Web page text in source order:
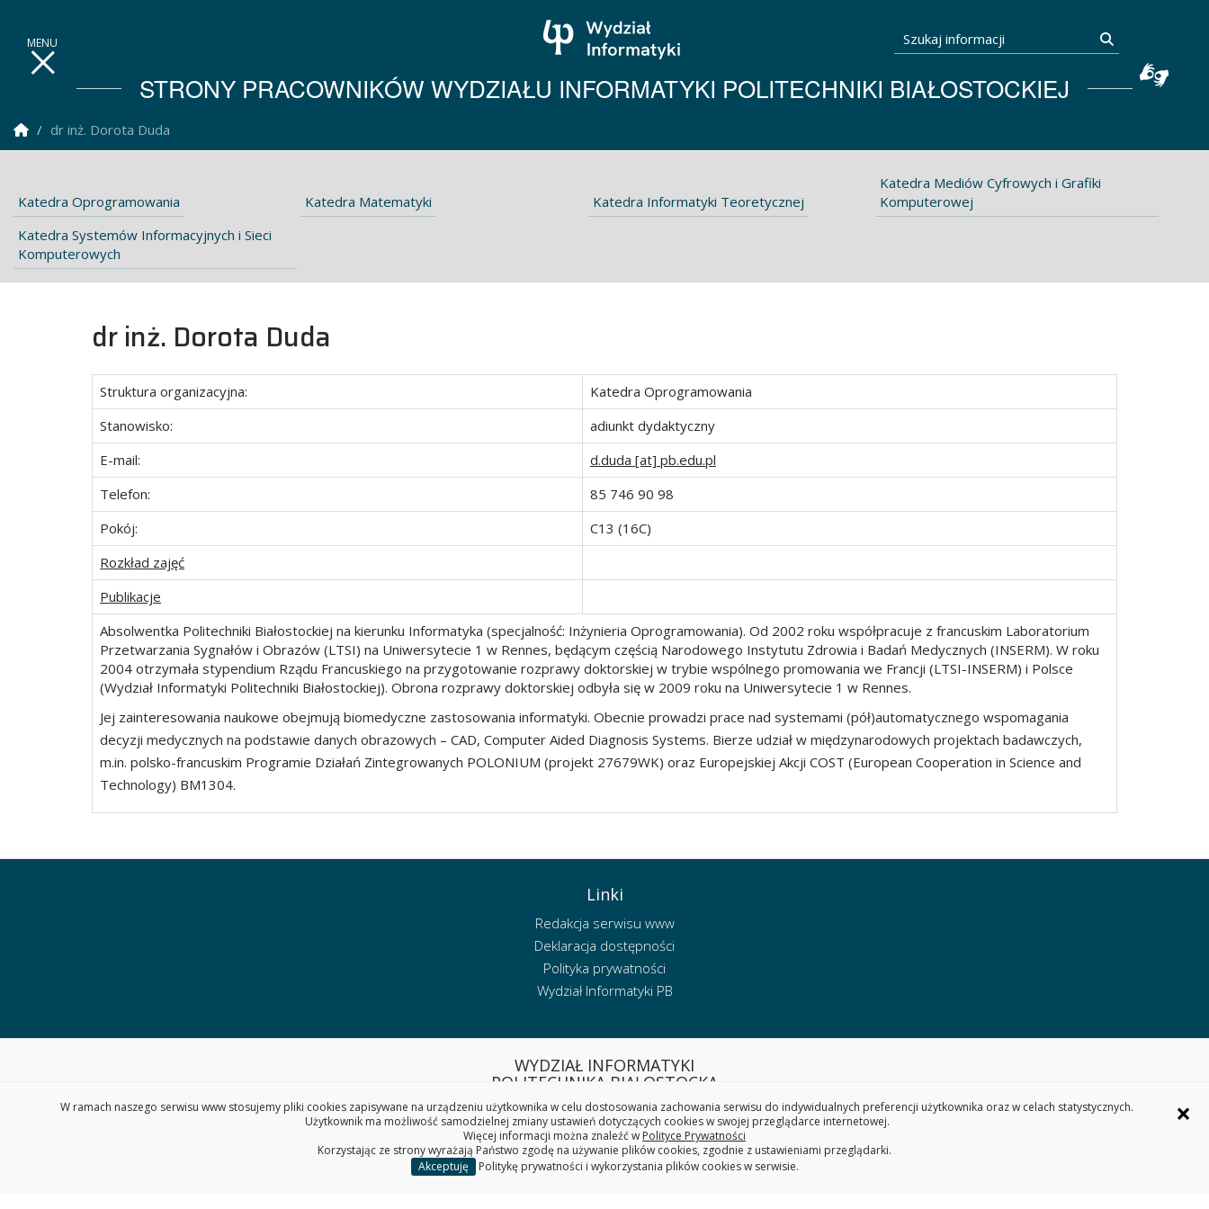
STRONY PRACOWNIKÓW WYDZIAŁU INFORMATYKI POLITECHNIKI BIAŁOSTOCKIEJ
Szukaj informacji
Strona Główna
dr inż. Dorota Duda
Katedra Oprogramowania Katedra Matematyki Katedra Informatyki Teoretycznej
Katedra Mediów Cyfrowych i Grafiki
Komputerowej
Katedra Systemów Informacyjnych i Sieci
Komputerowych
dr inż. Dorota Duda
Struktura organizacyjna:
Katedra Oprogramowania
Stanowisko:
adiunkt dydaktyczny
E-mail:
d.duda [at] pb.edu.pl
Telefon:
85 746 90 98
Pokój:
C13 (16C)
Rozkład zajęć
Publikacje
Absolwentka Politechniki Białostockiej na kierunku Informatyka (specjalność: Inżynieria Oprogramowania). Od 2002 roku współpracuje z francuskim Laboratorium
Przetwarzania Sygnałów i Obrazów (LTSI) na Uniwersytecie 1 w Rennes, będącym częścią Narodowego Instytutu Zdrowia i Badań Medycznych (INSERM). W roku
2004 otrzymała stypendium Rządu Francuskiego na przygotowanie rozprawy doktorskiej w trybie wspólnego promowania we Francji (LTSI-INSERM) i Polsce
(Wydział Informatyki Politechniki Białostockiej). Obrona rozprawy doktorskiej odbyła się w 2009 roku na Uniwersytecie 1 w Rennes.
Jej zainteresowania naukowe obejmują biomedyczne zastosowania informatyki. Obecnie prowadzi prace nad systemami (pół)automatycznego wspomagania
decyzji medycznych na podstawie danych obrazowych – CAD, Computer Aided Diagnosis Systems. Bierze udział w międzynarodowych projektach badawczych,
m.in. polsko-francuskim Programie Działań Zintegrowanych POLONIUM (projekt 27679WK) oraz Europejskiej Akcji COST (European Cooperation in Science and
Technology) BM1304.
Linki
Redakcja serwisu www
Deklaracja dostępności
Polityka prywatności
Wydział Informatyki PB
WYDZIAŁ INFORMATYKI
POLITECHNIKA BIAŁOSTOCKA
ul. Wiejska 45A, 15-351 Białystok
tel. sekretariat: (85) 746 90 50
e-mail: wi.sekretariat@pb.edu.pl
REGON: 000001672 NIP: 542-020-87-21
×
W ramach naszego serwisu www stosujemy pliki cookies zapisywane na urządzeniu użytkownika w celu dostosowania zachowania serwisu do indywidualnych preferencji użytkownika oraz w celach statystycznych.
Użytkownik ma możliwość samodzielnej zmiany ustawień dotyczących cookies w swojej przeglądarce internetowej.
Więcej informacji można znaleźć w Polityce Prywatności
Korzystając ze strony wyrażają Państwo zgodę na używanie plików cookies, zgodnie z ustawieniami przeglądarki.
Akceptuję
Politykę prywatności i wykorzystania plików cookies w serwisie.